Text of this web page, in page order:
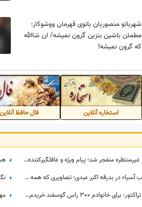
شهربانو منصوریان بانوی قهرمان ووشوکار:
مطمئن باشین بنزین گرون نمیشه/ ان شاالله
که گرون نمیشه!
استخاره آنلاین فال حافظ آنلاین
ببینید| روزی که با یک خبر غیرمنتظره منفجر شد؛ پیام ویژه و غافلگیرکننده یامال، ستاره تیم اسپانیا برای دختر 28 ساله داور صداتو چه بود؟
ببینید| استایل خاص «عقاب آسیا» در بدرقه اکبر عبدی؛ تصاویری که همه درباره‌شان صحبت می‌کنند
علیرضا بیرانوند دروازه‌بان تراکتور: برای خانوادم 300 راس گوسفند خریدم/به عنوان یک چوپان همیشه سنگ در دستانم بود تا از گوسفندان مراقبت کنم